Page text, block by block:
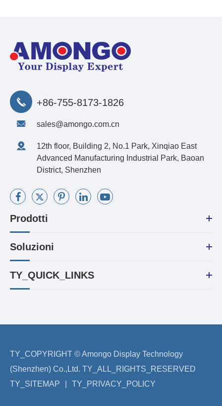
+86-755-8173-1826
sales@amongo.com.cn
12th floor, Building 2, No.1 Park, Xinqiao East
Advanced Manufacturing Industrial Park, Baoan
District, Shenzhen
Prodotti
Soluzioni
TY_QUICK_LINKS
TY_COPYRIGHT ©Amongo Display Technology
(Shenzhen) Co.,Ltd. TY_ALL_RIGHTS_RESERVED
TY_SITEMAP
TY_PRIVACY_POLICY